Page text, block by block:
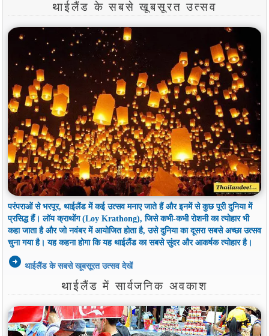
थाईलैंड के सबसे खूबसूरत उत्सव
परंपराओं से भरपूर, थाईलैंड में कई उत्सव मनाए जाते हैं और इनमें से कुछ पूरी दुनिया में
प्रसिद्ध हैं। लॉय क्राथोंग (Loy Krathong), जिसे कभी-कभी रोशनी का त्योहार भी
कहा जाता है और जो नवंबर में आयोजित होता है, उसे दुनिया का दूसरा सबसे अच्छा उत्सव
चुना गया है। यह कहना होगा कि यह थाईलैंड का सबसे सुंदर और आकर्षक त्योहार है।
arrow_circle_right थाईलैंड के सबसे खूबसूरत उत्सव देखें
थाईलैंड में सार्वजनिक अवकाश